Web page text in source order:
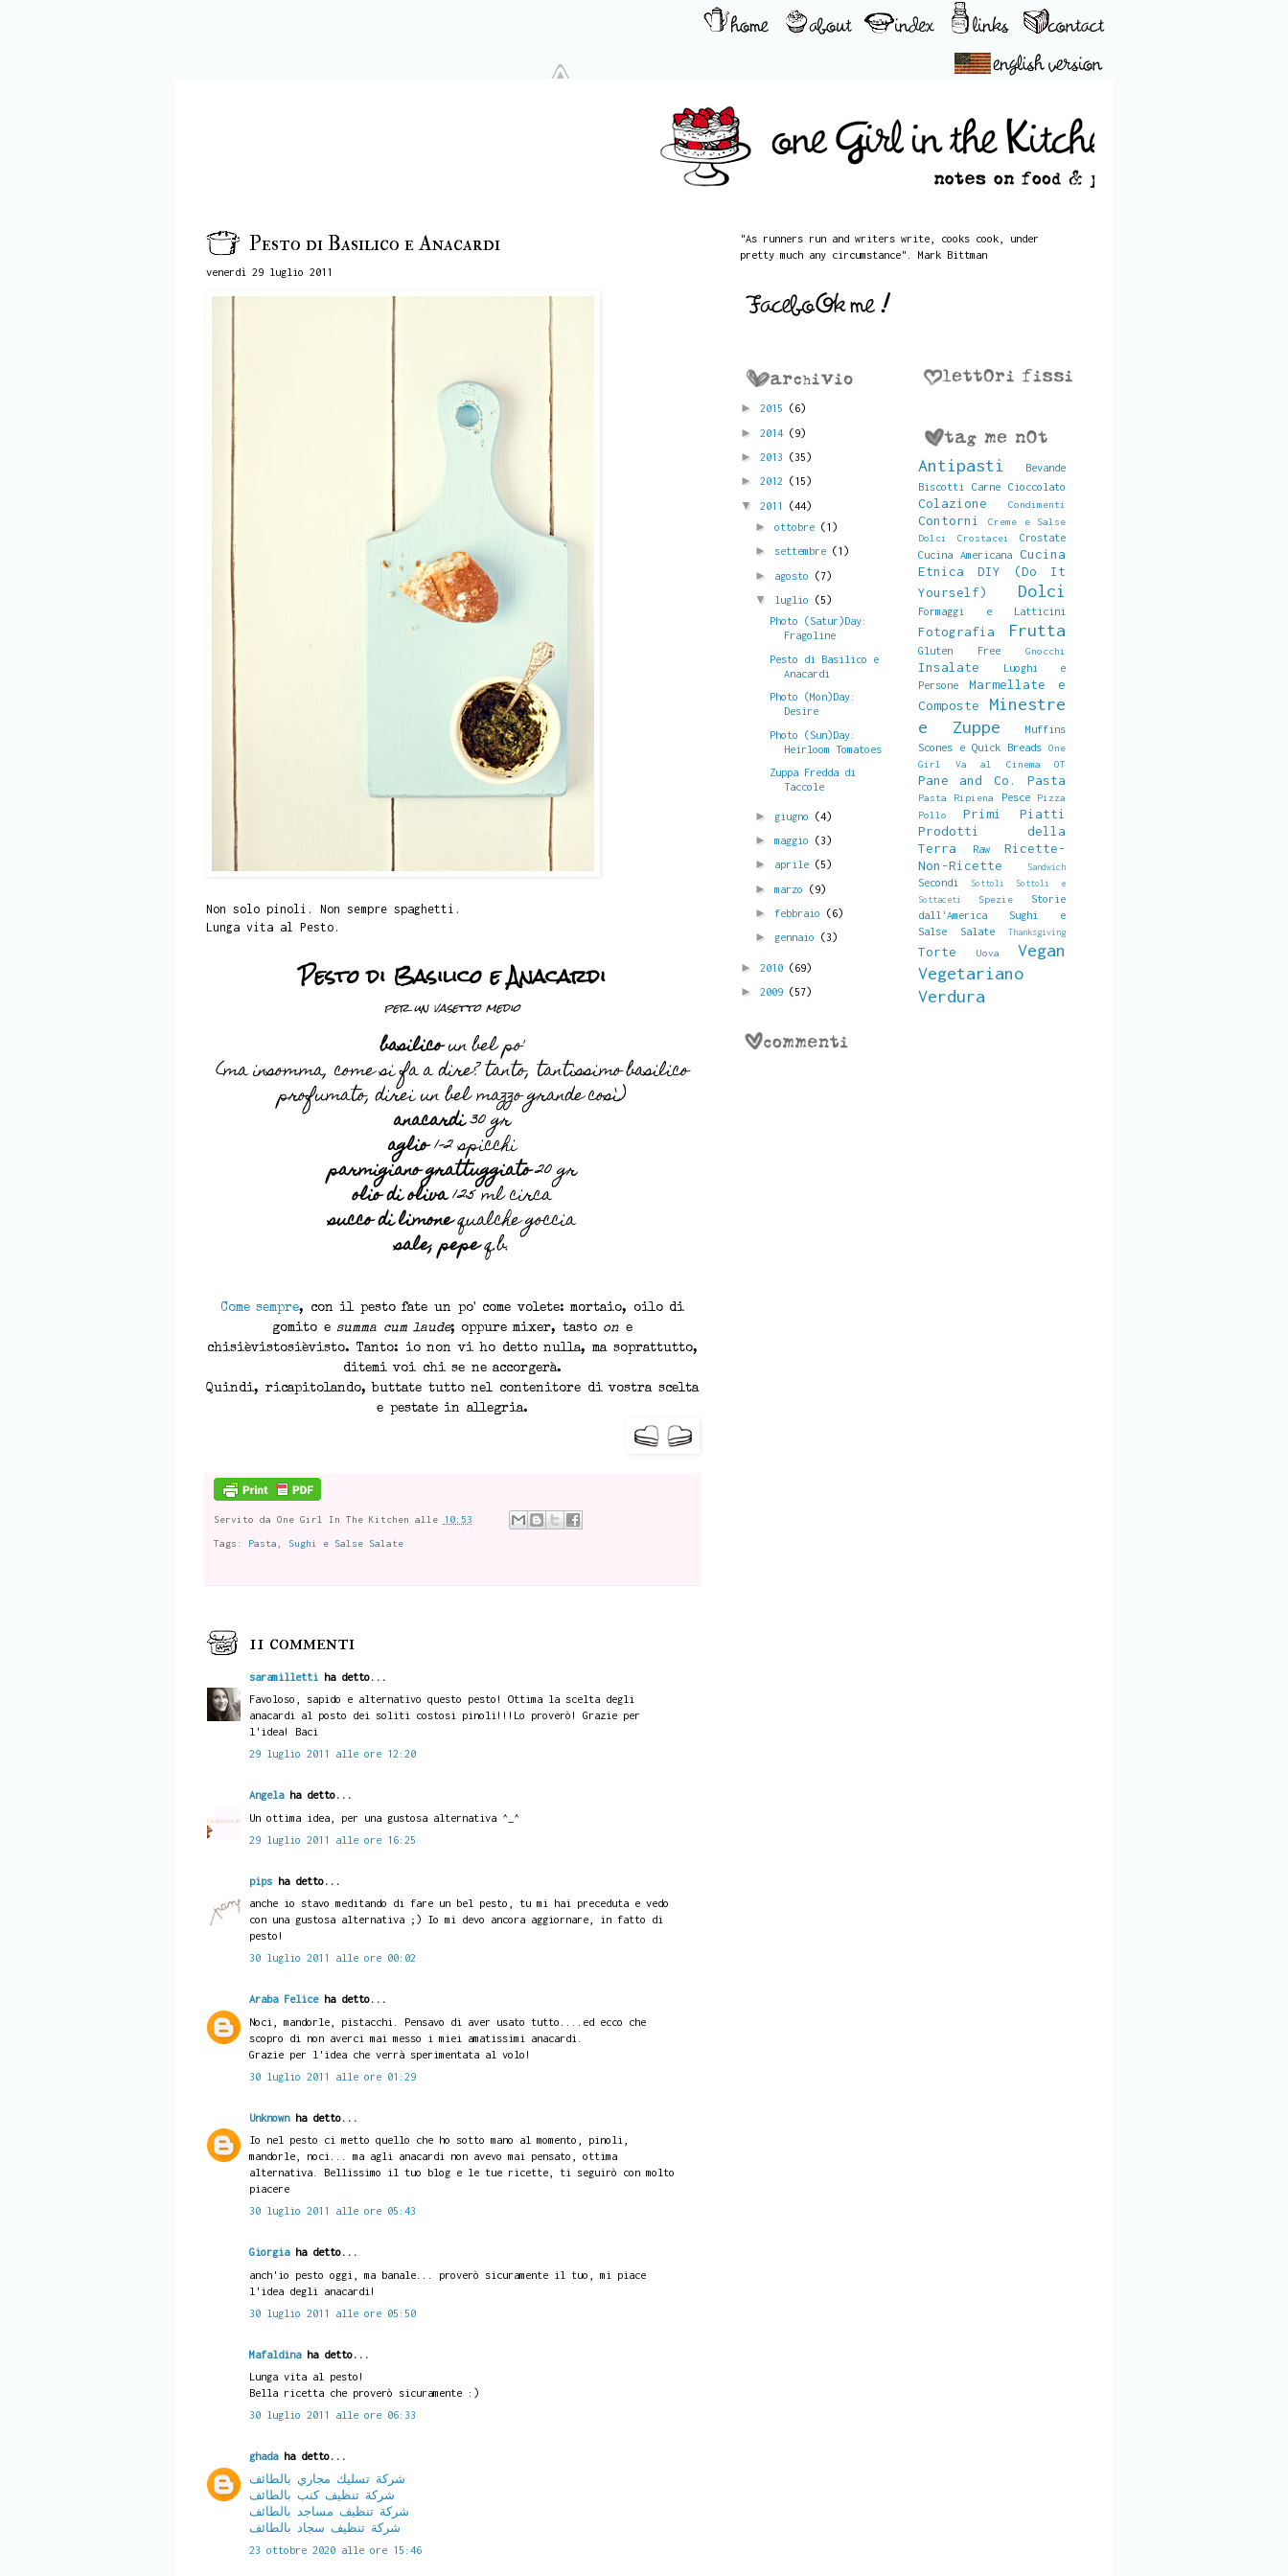
Pesto di Basilico e Anacardi
venerdì 29 luglio 2011
Non solo pinoli. Non sempre spaghetti.
Lunga vita al Pesto.
Pesto di Basilico e Anacardi
per un vasetto medio
basilicoun bel po'
(ma insomma, come si fa a dire? tanto, tantissimo basilico
profumato, direi un bel mazzo grande così)
anacardi30 gr
aglio1-2 spicchi
parmigiano grattuggiato20 gr
olio di oliva125 ml circa
succo di limonequalche goccia
sale, pepeq.b.
Come sempre, con il pesto fate un po' come volete: mortaio, oilo di
gomito esumma cum laude; oppure mixer, tasto on e
chisièvistosièvisto. Tanto: io non vi ho detto nulla, ma soprattutto,
ditemi voi chi se ne accorgerà.
Quindi, ricapitolando, buttate tutto nel contenitore di vostra scelta
e pestate in allegria.
Servito da One Girl In The Kitchen alle 10:53
Tags: Pasta, Sughi e Salse Salate
11 commenti
saramilletti ha detto...
Favoloso, sapido e alternativo questo pesto! Ottima la scelta degli
anacardi al posto dei soliti costosi pinoli!!!Lo proverò! Grazie per
l'idea! Baci
29 luglio 2011 alle ore 12:20
Angelaha detto...
Un ottima idea, per una gustosa alternativa ^_^
29 luglio 2011 alle ore 16:25
pipsha detto...
anche io stavo meditando di fare un bel pesto, tu mi hai preceduta e vedo
con una gustosa alternativa ;) Io mi devo ancora aggiornare, in fatto di
pesto!
30 luglio 2011 alle ore 00:02
Araba Feliceha detto...
Noci, mandorle, pistacchi. Pensavo di aver usato tutto....ed ecco che
scopro di non averci mai messo i miei amatissimi anacardi.
Grazie per l'idea che verrà sperimentata al volo!
30 luglio 2011 alle ore 01:29
Unknownha detto...
Io nel pesto ci metto quello che ho sotto mano al momento, pinoli,
mandorle, noci... ma agli anacardi non avevo mai pensato, ottima
alternativa. Bellissimo il tuo blog e le tue ricette, ti seguirò con molto
piacere
30 luglio 2011 alle ore 05:43
Giorgiaha detto...
anch'io pesto oggi, ma banale... proverò sicuramente il tuo, mi piace
l'idea degli anacardi!
30 luglio 2011 alle ore 05:50
Mafaldinaha detto...
Lunga vita al pesto!
Bella ricetta che proverò sicuramente :)
30 luglio 2011 alle ore 06:33
ghadaha detto...
شركة تسليك مجاري بالطائف
شركة تنظيف كنب بالطائف
شركة تنظيف مساجد بالطائف
شركة تنظيف سجاد بالطائف
23 ottobre 2020 alle ore 15:46
"As runners run and writers write, cooks cook, under
pretty much any circumstance". Mark Bittman
► 2015 (6)
► 2014 (9)
► 2013 (35)
► 2012 (15)
▼ 2011 (44)
► ottobre (1)
► settembre (1)
► agosto (7)
▼ luglio (5)
Photo (Satur)Day:
Fragoline
Pesto di Basilico e
Anacardi
Photo (Mon)Day:
Desire
Photo (Sun)Day:
Heirloom Tomatoes
Zuppa Fredda di
Taccole
► giugno (4)
► maggio (3)
► aprile (5)
► marzo (9)
► febbraio (6)
► gennaio (3)
► 2010 (69)
► 2009 (57)
Antipasti
Bevande
Biscotti
Carne Cioccolato
Colazione Condimenti
Contorni
Creme e Salse
Dolci
Crostacei
Crostate
Cucina Americana
Cucina
Etnica
DIY (Do It
Yourself)
Dolci
Formaggi e Latticini
Fotografia Frutta
Gluten Free Gnocchi
Insalate
Luoghi e
Persone
Marmellate e
Composte
Minestre
e Zuppe
Muffins
Scones e Quick Breads One
Girl Va al Cinema
OT
Pane and Co. Pasta
Pasta Ripiena Pesce
Pizza
Pollo
Primi Piatti
Prodotti della
Terra
Raw
Ricette-
Non-Ricette
Sandwich
Secondi Sottoli
Sottoli e
Sottaceti
Spezie
Storie
dall'America
Sughi e
Salse Salate
Thanksgiving
Torte Uova
Vegan
Vegetariano
Verdura